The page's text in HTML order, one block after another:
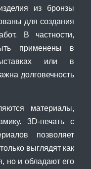
из бронзы
для создания
В частности,
применены в
или в
долговечность
материалы,
3D-печать с
позволяет
выглядят как
но и обладают его